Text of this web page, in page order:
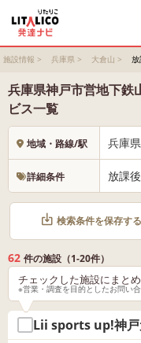
施設情報 > 兵庫県 > 大倉山 > 放
兵庫県神戸市営地下鉄
ビス一覧
地域・路線/駅 兵庫
詳細条件 放課
検索条件を保存する
62 件の施設（1-20件）
チェックした施設にまと
※営業・調査を目的としたお問い
Lii sports up!神戸